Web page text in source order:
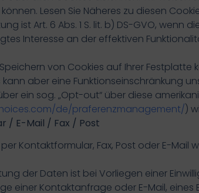
Lesen Sie Näheres zu diesen
ist Art. 6 Abs. 1 S. lit. b) DS-GVO,
Interesse an der effektiven
von Cookies auf Ihrer Festplatte
kann aber eine Funktionseinschränkung
ein sog. „Opt-out“ über diese
de/praferenzmanagement/)
/ E-Mail / Fax / Post
Kontaktformular, Fax, Post oder E-
der Daten ist bei Vorliegen einer
einer Kontaktanfrage oder E-Mail, eines